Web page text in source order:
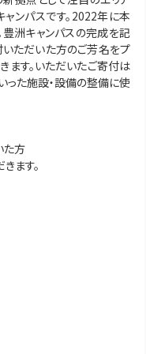
ンパスです。2022年に本
豊洲キャンパスの完成を記
いただいた方のご芳名をプ
ます。いただいたご寄付は
った施設・設備の整備に使
た方
ます。